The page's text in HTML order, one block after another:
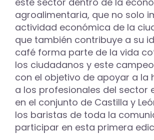
agroalimentaria, que no solo
actividad económica de la
que también contribuye a su
café forma parte de la vida
los ciudadanos y este
con el objetivo de apoyar a la
a los profesionales del sector
en el conjunto de Castilla y
los baristas de toda la
participar en esta primera